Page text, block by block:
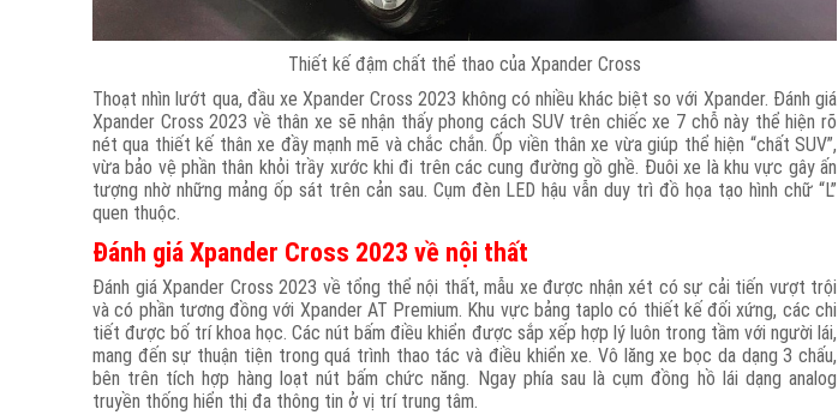
Thiết kế đậm chất thể thao của Xpander Cross
Thoạt nhìn lướt qua, đầu xe Xpander Cross 2023 không có nhiều khác biệt so với Xpander. Đánh giá
Xpander Cross 2023 về thân xe sẽ nhận thấy phong cách SUV trên chiếc xe 7 chỗ này thể hiện rõ
nét qua thiết kế thân xe đầy mạnh mẽ và chắc chắn. Ốp viền thân xe vừa giúp thể hiện “chất SUV”,
vừa bảo vệ phần thân khỏi trầy xước khi đi trên các cung đường gồ ghề. Đuôi xe là khu vực gây ấn
tượng nhờ những mảng ốp sát trên cản sau. Cụm đèn LED hậu vẫn duy trì đồ họa tạo hình chữ “L”
quen thuộc.
Đánh giá Xpander Cross 2023 về nội thất
Đánh giá Xpander Cross 2023 về tổng thể nội thất, mẫu xe được nhận xét có sự cải tiến vượt trội
và có phần tương đồng với Xpander AT Premium. Khu vực bảng taplo có thiết kế đối xứng, các chi
tiết được bố trí khoa học. Các nút bấm điều khiển được sắp xếp hợp lý luôn trong tầm với người lái,
mang đến sự thuận tiện trong quá trình thao tác và điều khiển xe. Vô lăng xe bọc da dạng 3 chấu,
bên trên tích hợp hàng loạt nút bấm chức năng. Ngay phía sau là cụm đồng hồ lái dạng analog
truyền thống hiển thị đa thông tin ở vị trí trung tâm.